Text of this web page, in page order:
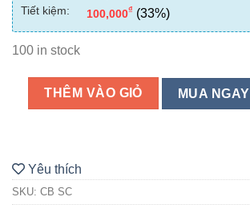
Tiết kiệm: 100,000₫ (33%)
100 in stock
THÊM VÀO GIỎ MUA NGAY
Yêu thích
SKU: CB SC